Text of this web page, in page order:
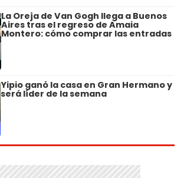
La Oreja de Van Gogh llega a Buenos
Aires tras el regreso de Amaia
Montero: cómo comprar las entradas
Yipio ganó la casa en Gran Hermano y
será líder de la semana